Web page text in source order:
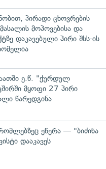
პირადი ცხოვრების
მოპოვებისა და
დაკავებული პირი შსს-ის
ე.წ. "ქურდულ
მყოფი 27 პირი
წარედგინა
ეწერა — "ბიძინა
დააკავეს